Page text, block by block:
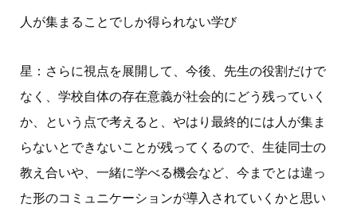
人が集まることでしか得られない学び
星：さらに視点を展開して、今後、先生の役割だけで
なく、学校自体の存在意義が社会的にどう残っていく
か、という点で考えると、やはり最終的には人が集ま
らないとできないことが残ってくるので、生徒同士の
教え合いや、一緒に学べる機会など、今までとは違っ
た形のコミュニケーションが導入されていくかと思い